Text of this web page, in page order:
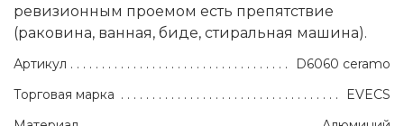
ревизионным проемом есть препятствие
(раковина, ванная, биде, стиральная машина).
Артикул
D6060 ceramo
Торговая марка
EVECS